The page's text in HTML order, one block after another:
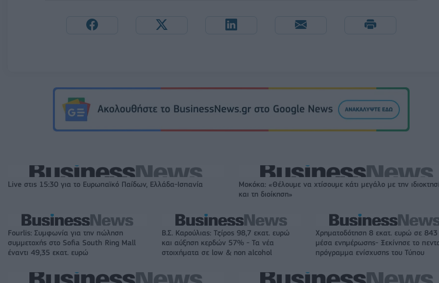
Live στις 15:30 για το Ευρωπαϊκό Παίδων, Ελλάδα-Ισπανία
Μοκόκα: «Θέλουμε να χτίσουμε κάτι μεγάλο με την
και τη διοίκηση»
Fourlis: Συμφωνία για την πώληση
συμμετοχής στο Sofia South Ring Mall
έναντι 49,35 εκατ. ευρώ
Β.Σ. Καρούλιας: Τζίρος 98,7 εκατ. ευρώ
και αύξηση κερδών 57% - Τα νέα
στοιχήματα σε low & non alcohol
Χρηματοδότηση 8 εκατ. ευρώ σε 843
μέσα ενημέρωσης- Ξεκίνησε το
πρόγραμμα ενίσχυσης του Τύπου